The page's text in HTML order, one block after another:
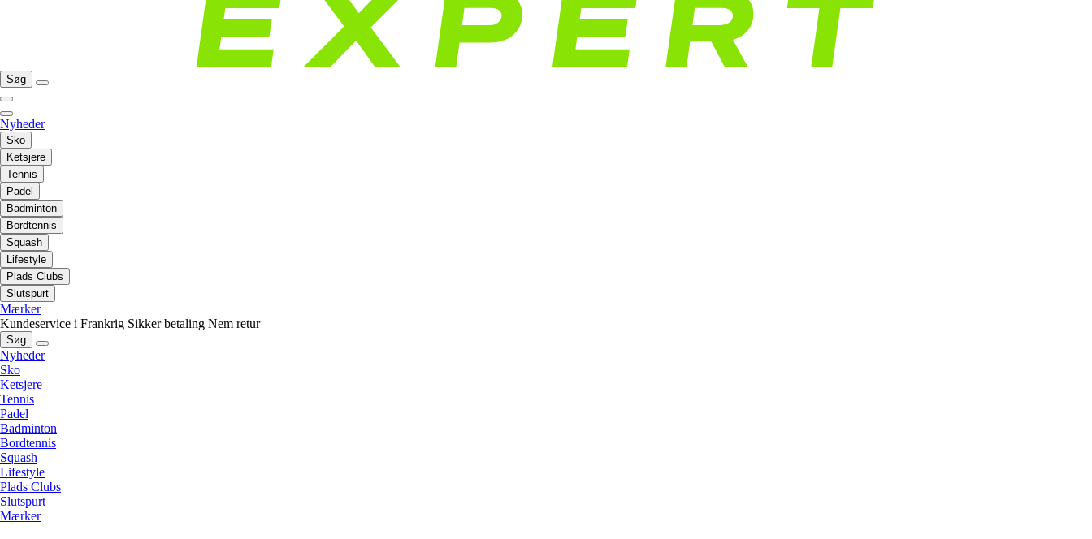
Søg
Nyheder
Sko
Ketsjere
Tennis
Padel
Badminton
Bordtennis
Squash
Lifestyle
Plads Clubs
Slutspurt
Mærker
Kundeservice i Frankrig Sikker betaling Nem retur
Søg
Nyheder
Sko
Ketsjere
Tennis
Padel
Badminton
Bordtennis
Squash
Lifestyle
Plads Clubs
Slutspurt
Mærker